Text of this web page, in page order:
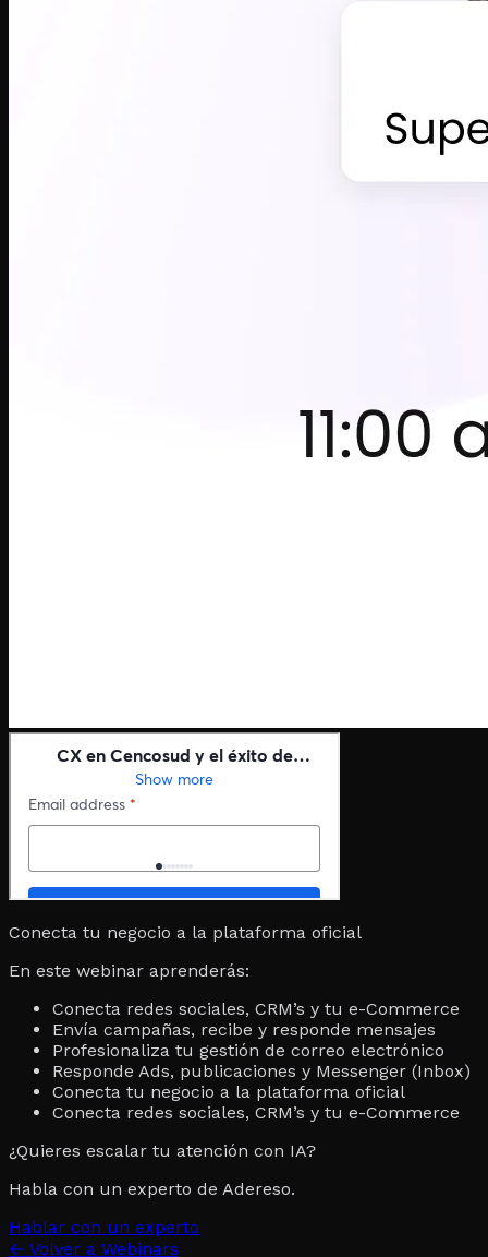
Conecta tu negocio a la plataforma oficial
En este webinar aprenderás:
Conecta redes sociales, CRM’s y tu e-Commerce
Envía campañas, recibe y responde mensajes
Profesionaliza tu gestión de correo electrónico
Responde Ads, publicaciones y Messenger (Inbox)
Conecta tu negocio a la plataforma oficial
Conecta redes sociales, CRM’s y tu e-Commerce
¿Quieres escalar tu atención con IA?
Habla con un experto de Adereso.
Hablar con un experto
← Volver a Webinars